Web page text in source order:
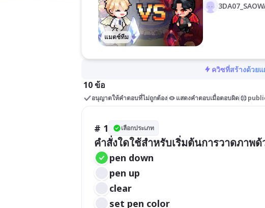
แมตช์ทีม
ควิซที่สร้างด้วย
10 ข้อ
อนุญาตให้คำตอบที่ไม่ถูกต้อง แสดงคำตอบเมื่อตอบผิด
# 1 เลือกประเภท
คำสั่งใดใช้สำหรับเริ่มต้นการวาดภาพ
pen down
pen up
clear
set pen color